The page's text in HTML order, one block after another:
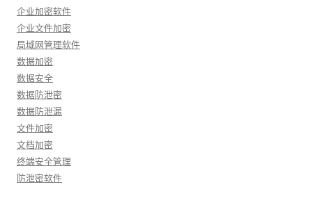
企业加密软件
企业文件加密
局域网管理软件
数据加密
数据安全
数据防泄密
数据防泄漏
文件加密
文档加密
终端安全管理
防泄密软件